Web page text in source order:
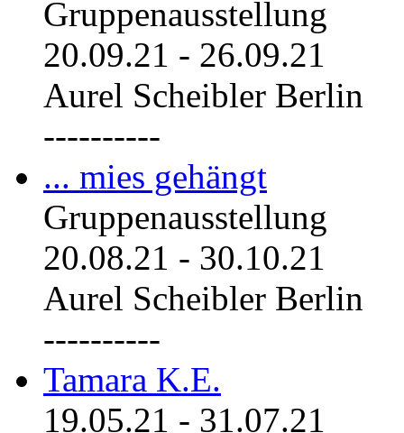
Gruppenausstellung
20.09.21 - 26.09.21
Aurel Scheibler Berlin
----------
... mies gehängt
Gruppenausstellung
20.08.21 - 30.10.21
Aurel Scheibler Berlin
----------
Tamara K.E.
19.05.21 - 31.07.21